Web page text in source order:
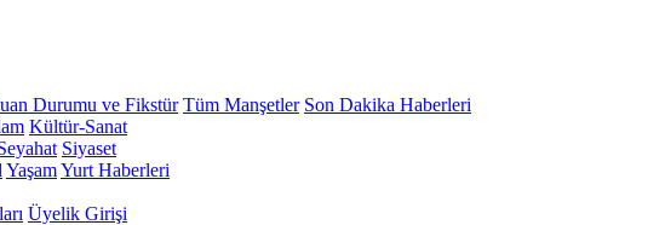
Durumu ve Fikstür Tüm Manşetler Son Dakika Haberleri
Kültür-Sanat
Siyaset
YaşamYurt Haberleri
Üyelik Girişi